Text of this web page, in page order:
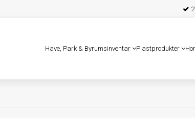
Have, Park & Byrumsinventar Plastprodukter